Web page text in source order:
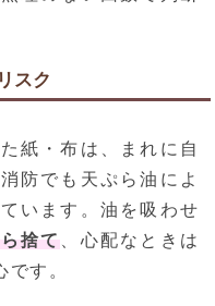
スク
紙・布は、まれに自
防でも天ぷら油によ
います。油を吸わせ
捨て 、心配なときは
す。